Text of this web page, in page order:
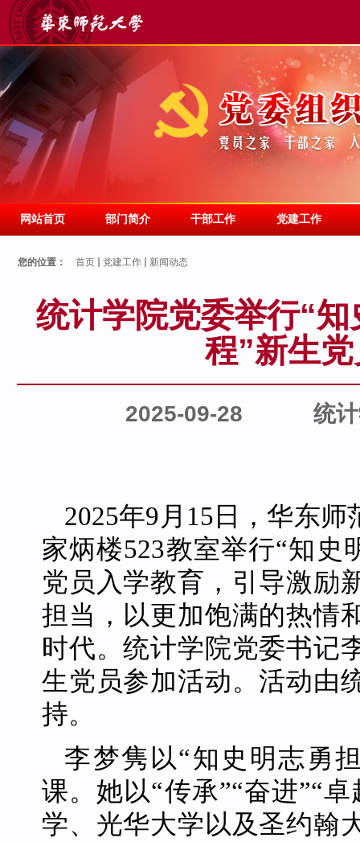
网站首页 部门简介 干部工作 党建工作
您的位置： 首页 党建工作 新闻动态
统计学院党委举行“
程”新生
2025-09-28 统
2025年9月15日，华东
家炳楼523教室举行“知史
党员入学教育，引导激励
担当，以更加饱满的热情
时代。统计学院党委书记
生党员参加活动。活动由
持。
李梦隽以“知史明志勇
课。她以“传承”“奋进”“
学、光华大学以及圣约翰